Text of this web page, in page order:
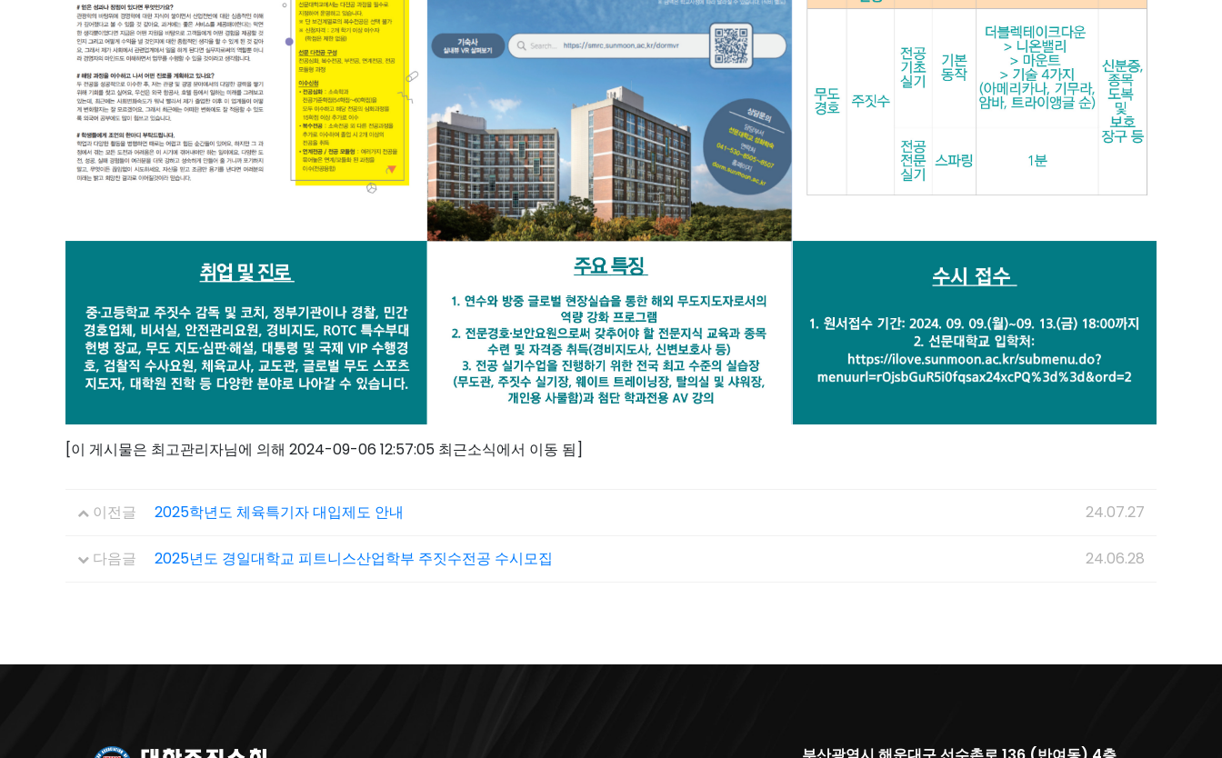
[이 게시물은 최고관리자님에 의해 2024-09-06 12:57:05 최근소식에서 이동 됨]
이전글 2025학년도 체육특기자 대입제도 안내 24.07.27
다음글 2025년도 경일대학교 피트니스산업학부 주짓수전공 수시모집 24.06.28